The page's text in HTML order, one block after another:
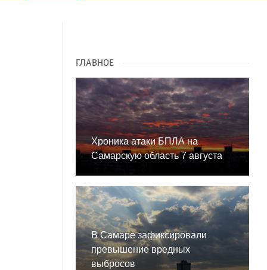
ГЛАВНОЕ
Хроника атаки БПЛА на
Самарскую область 7 августа
В Самаре зафиксировали
превышение вредных
выбросов